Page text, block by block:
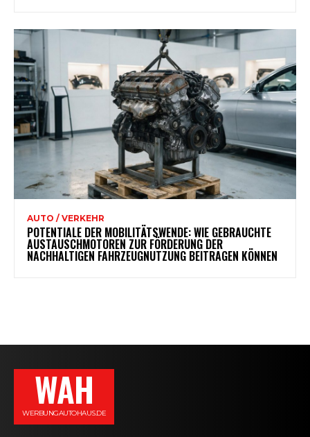
AUTO / VERKEHR
POTENTIALE DER MOBILITÄTSWENDE: WIE GEBRAUCHTE
AUSTAUSCHMOTOREN ZUR FÖRDERUNG DER
NACHHALTIGEN FAHRZEUGNUTZUNG BEITRAGEN KÖNNEN
WAH
WERBUNGAUTOHAUS.DE